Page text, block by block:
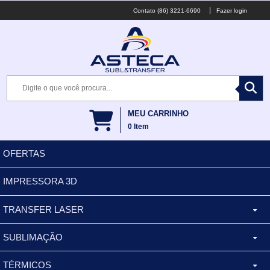
(86) 3221-6690 Fazer login
MEU CARRINHO
0 Item
OFERTAS
IMPRESSORA 3D
TRANSFER LASER
CANECA ALUMINIO
BALDES
SUBLIMAÇÃO
XÍCARA
TÉRMICOS